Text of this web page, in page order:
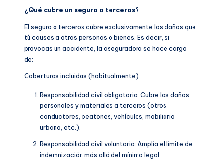
¿Qué cubre un seguro a terceros?
El seguro a terceros cubre exclusivamente los daños que
tú causes a otras personas o bienes. Es decir, si
provocas un accidente, la aseguradora se hace cargo
de:
Coberturas incluidas (habitualmente):
Responsabilidad civil obligatoria: Cubre los daños
personales y materiales a terceros (otros
conductores, peatones, vehículos, mobiliario
urbano, etc.).
Responsabilidad civil voluntaria: Amplía el límite de
indemnización más allá del mínimo legal.